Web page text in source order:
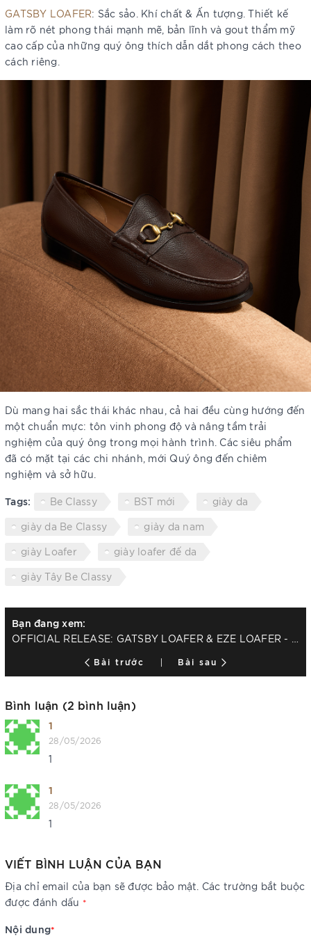
GATSBY LOAFER: Sắc sảo. Khí chất & Ấn tượng. Thiết kế
làm rõ nét phong thái mạnh mẽ, bản lĩnh và gout thẩm mỹ
cao cấp của những quý ông thích dẫn dắt phong cách theo
cách riêng.
Dù mang hai sắc thái khác nhau, cả hai đều cùng hướng đến
một chuẩn mực: tôn vinh phong độ và nâng tầm trải
nghiệm của quý ông trong mọi hành trình. Các siêu phẩm
đã có mặt tại các chi nhánh, mới Quý ông đến chiêm
nghiệm và sở hữu.
Tags: Be Classy BST mới
giày da
giày da Be Classy
giày da nam
giày Loafer
giày loafer đế da
giày Tây Be Classy
Bạn đang xem:
Bài trước Bài sau
Bình luận (2 bình luận)
1
28/05/2026
1
1
28/05/2026
1
VIẾT BÌNH LUẬN CỦA BẠN
Địa chỉ email của bạn sẽ được bảo mật. Các trường bắt buộc
được đánh dấu *
Nội dung*